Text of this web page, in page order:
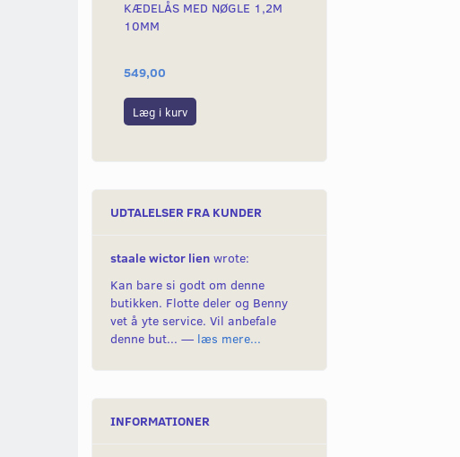
KÆDELÅS MED NØGLE 1,2M
10MM
549,00
Læg i kurv
UDTALELSER FRA KUNDER
staale wictor lien wrote:
Kan bare si godt om denne
butikken. Flotte deler og Benny
vet å yte service. Vil anbefale
denne but... — læs mere...
INFORMATIONER